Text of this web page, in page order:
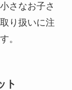
さなお子さ
り扱いに注
。
ト